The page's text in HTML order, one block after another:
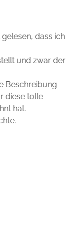
dass ich
und zwar der
Beschreibung
diese tolle
hat.